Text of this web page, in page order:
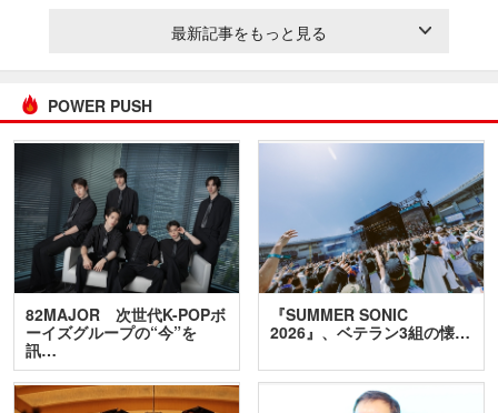
最新記事をもっと見る
POWER PUSH
82MAJOR 次世代K-POPボ
ーイズグループの“今”を
訊…
『SUMMER SONIC
2026』、ベテラン3組の懐…